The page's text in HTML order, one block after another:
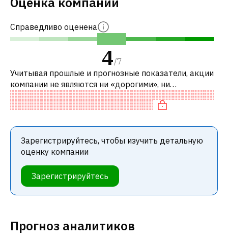
Справедливо оценена
4/7
Учитывая прошлые и прогнозные показатели, акции
компании не являются ни «дорогими», ни
«дешевыми» по сравнению с аналогичными
компаниями. В частности, акция справедливо о
Зарегистрируйтесь, чтобы изучить детальную
оценку компании
Зарегистрируйтесь
Прогноз аналитиков